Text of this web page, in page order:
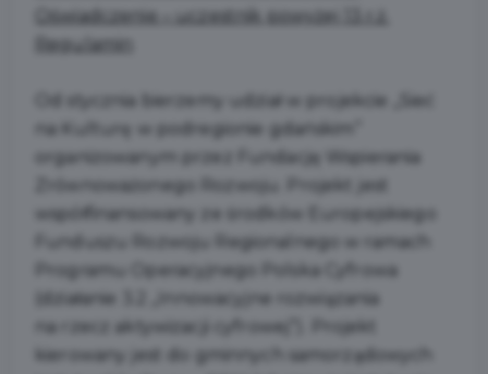
Oświadczenie – uczestnik powyżej 13 r.ż.
Regulamin
Od stycznia bierzemy udział w projekcie „Sieć
na Kulturę w podregionie gdańskim”
organizowanym przez Fundację Wspierania
Zrównoważonego Rozwoju. Projekt jest
współfinansowany ze środków Europejskiego
Funduszu Rozwoju Regionalnego w ramach
Programu Operacyjnego Polska Cyfrowa
(działanie 3.2 „Innowacyjne rozwiązania
na rzecz aktywizacji cyfrowej”). Projekt
kierowany jest do gminnych samorządowych